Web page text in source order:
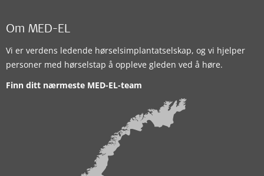
Om MED-EL
Vi er verdens ledende hørselsimplantatselskap, og vi hjelper
personer med hørselstap å oppleve gleden ved å høre.
Finn ditt nærmeste MED-EL-team